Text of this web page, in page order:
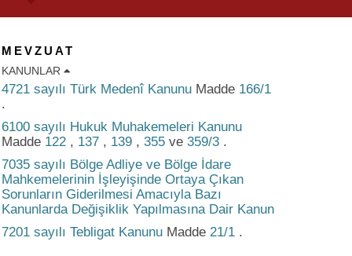
MEVZUAT
KANUNLAR
4721 sayılı Türk Medenî Kanunu Madde 166/1
.
6100 sayılı Hukuk Muhakemeleri Kanunu
Madde 122 , 137 , 139 , 355 ve 359/3 .
7035 sayılı Bölge Adliye ve Bölge İdare
Mahkemelerinin İşleyişinde Ortaya Çıkan
Sorunların Giderilmesi Amacıyla Bazı
Kanunlarda Değişiklik Yapılmasına Dair Kanun
7201 sayılı Tebligat Kanunu Madde 21/1 .